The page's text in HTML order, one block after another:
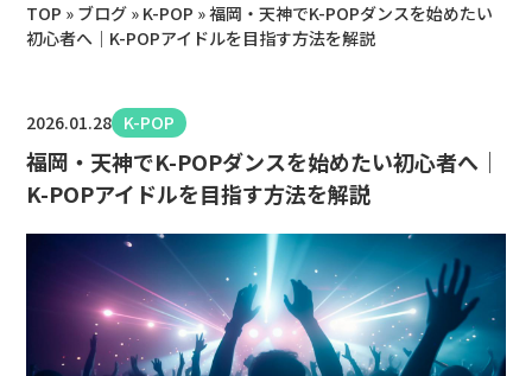
TOP » ブログ » K-POP »福岡・天神でK-POPダンスを始めたい
初心者へ｜K-POPアイドルを目指す方法を解説
2026.01.28 K-POP
福岡・天神でK-POPダンスを始めたい初心者へ｜
K-POPアイドルを目指す方法を解説